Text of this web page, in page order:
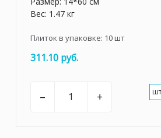
Вес: 1.47 кг
Плиток в упаковке: 10шт
311.10 руб.
– +